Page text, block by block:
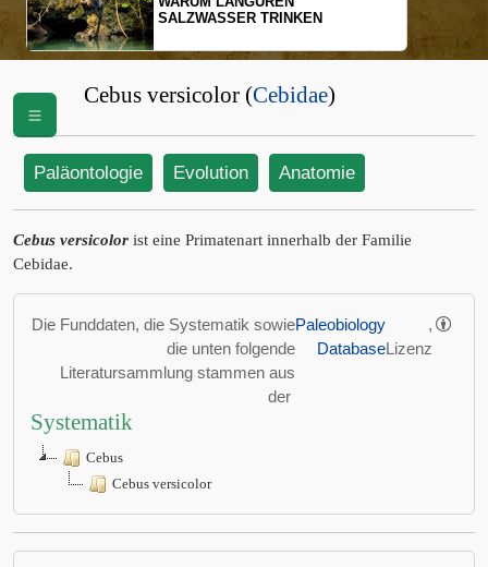
SALZWASSER TRINKEN
Cebus versicolor (Cebidae)
Paläontologie Evolution Anatomie
Cebus versicolor ist eine Primatenart innerhalb der Familie
Cebidae.
Die Funddaten, die Systematik sowie
die unten folgende
Literatursammlung stammen aus
der
Paleobiology
Database
,
Lizenz
Systematik
Cebus
Cebus versicolor